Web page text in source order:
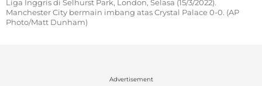
Liga Inggris di Selhurst Park, London, Selasa (15/3/2022).
Manchester City bermain imbang atas Crystal Palace 0-0. (AP
Photo/Matt Dunham)
Advertisement